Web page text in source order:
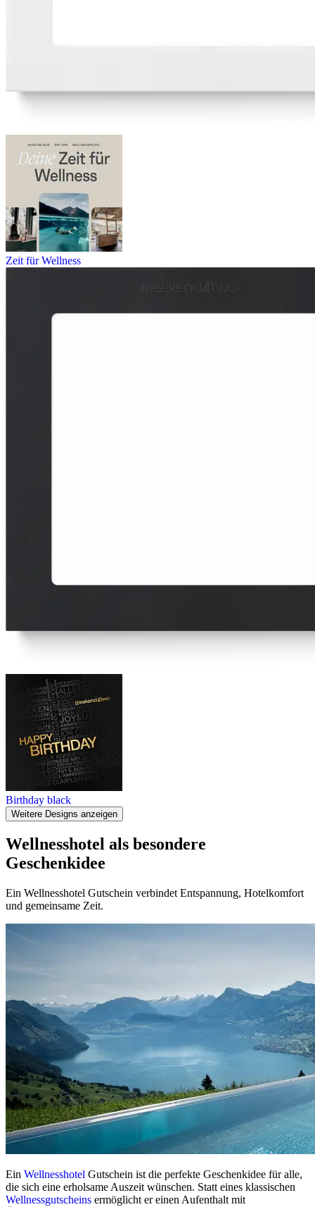
Zeit für Wellness
Birthday black
Weitere Designs anzeigen
Wellnesshotel als besondere
Geschenkidee
Ein Wellnesshotel Gutschein verbindet Entspannung, Hotelkomfort
und gemeinsame Zeit.
Ein Wellnesshotel Gutschein ist die perfekte Geschenkidee für alle,
die sich eine erholsame Auszeit wünschen. Statt eines klassischen
Wellnessgutscheins ermöglicht er einen Aufenthalt mit